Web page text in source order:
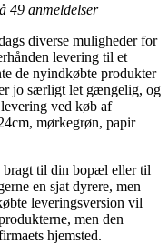
49 anmeldelser
diverse muligheder for
levering til et
de nyindkøbte produkter
jo særligt let gængelig, og
ved køb af
mørkegrøn, papir
bragt til din bopæl eller til
en sjat dyrere, men
leveringsversion vil
men den
hjemsted.